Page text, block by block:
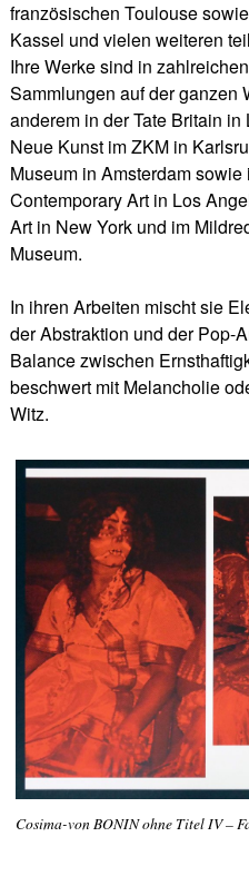
französischen Toulouse
Kassel und vielen weiteren
Ihre Werke sind in
Sammlungen auf der ganzen
anderem in der Tate Britain
Neue Kunst im ZKM in
Museum in Amsterdam sowie
Contemporary Art in Los
Art in New York und im
Museum.
In ihren Arbeiten mischt sie
der Abstraktion und der Pop-
Balance zwischen
beschwert mit Melancholie
Witz.
Cosima-von BONIN ohne Titel IV –